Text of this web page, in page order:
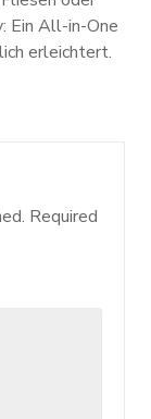
Ein All-in-One
erleichtert.
Required